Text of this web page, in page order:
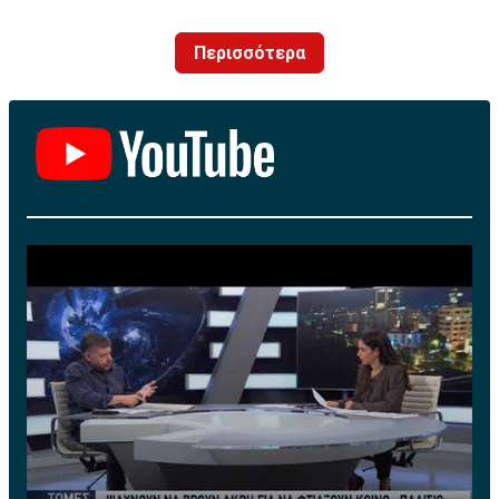
ίδιες αδυναμίες που έδειξε σε όλη τη σεζόν, του λείπει
πάρα πολύ ένας χειριστής (και ο Σερέλης αν ήξερε ότι
και θα έστελνε εκτός ομάδας τον έτσι κι αλλιώς
αόρατο Ντέρικ Γουίλιαμς) τις κρύβει, ωστόσο,
στροφές. Πάντα πέφτει το μπασκετικό "ξύλο" που
προκύπτει από την αμυντική προσήλωση. Στην Ελλάδα
έχουμε και μια... αδυναμία στο αμερικάνικο ρητό ότι η
άμυνα φέρνει τους τίτλους και η επίθεση τα εισιτήρια.
Η ισορροπία των δυο ομάδων φαίνεται και από τους
αριθμούς τους.
Ο Ολυμπιακός σουτάρει λίγο καλύτερα στα δίποντα,
παίρνει περισσότερα ριμπάουντ και δίνει πιο πολλές
τον αποκλεισμό των Λέικερς από τους Νάγκετς με
«σκούπα, και άφησε ανοιχτό το ενδεχόμενο να
αποσυρθεί από την ενεργό δράση, επισημαίνοντας πως
δεν ξέρει τι θα γίνει στην επόμενη σεζόν.
Παρόλα αυτά, η επικρατούσα φημολογία είναι πλέον
πως ο ΛεΜπρόν δεν είναι ακόμη έτοιμος να αφήσει το
μπάσκετ. Συγκεκριμένα, ο Ντέιβ ΜακΜέναμιν,
γνωστός δημοσιογράφος του ESPN, επικαλέστηκε
πηγές κοντά στον παίκτη και τόνισε πως ο «βασιλιάς»
τους Λέικερς και την επόμενη σεζόν. Θυμίζουμε πως ο
σπουδαίος φόργουορντ υπέγραψε το περασμένο
καλοκαίρι διετές συμβόλαιο αξίας 97 εκατ. δολαρίων
με την ομάδα του LA.
Σύμφωνα με τον ΜακΜέναμιν, μια πηγή του είπε
νωρίτερα την εβδομάδα ότι οι αμφιλεγόμενες
δηλώσεις του Τζέιμς ήρθαν σε «δύσκολη στιγμή» για
τον 38χρονο μετά την πικρή ήττα από το Ντένβερ. Ο
Περισσότερα